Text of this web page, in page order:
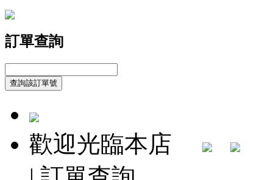
訂單查詢
歡迎光臨本店